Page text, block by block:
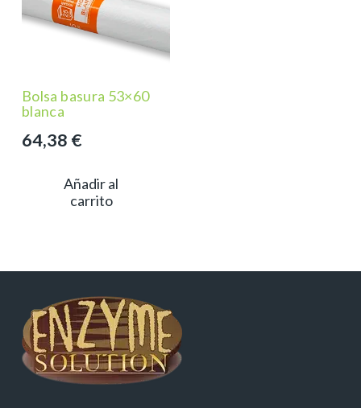
Bolsa basura 53×60
blanca
64,38 €
Añadir al
carrito